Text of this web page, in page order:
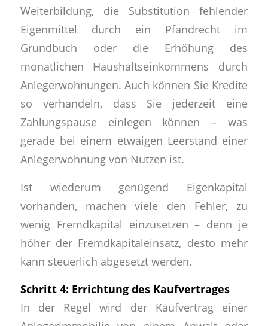
Weiterbildung, die Substitution fehlender
Eigenmittel durch ein Pfandrecht im
Grundbuch oder die Erhöhung des
monatlichen Haushaltseinkommens durch
Anlegerwohnungen. Auch können Sie Kredite
so verhandeln, dass Sie jederzeit eine
Zahlungspause einlegen können – was
gerade bei einem etwaigen Leerstand einer
Anlegerwohnung von Nutzen ist.
Ist wiederum genügend Eigenkapital
vorhanden, machen viele den Fehler, zu
wenig Fremdkapital einzusetzen – denn je
höher der Fremdkapitaleinsatz, desto mehr
kann steuerlich abgesetzt werden.
Schritt 4: Errichtung des Kaufvertrages
In der Regel wird der Kaufvertrag einer